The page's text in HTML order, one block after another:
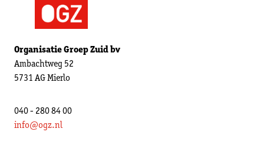
Organisatie Groep Zuid bv
Ambachtweg 52
5731 AG Mierlo
040 - 280 84 00
info@ogz.nl